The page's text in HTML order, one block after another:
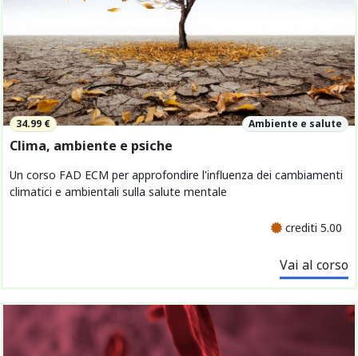
34.99 € Ambiente e salute
Clima, ambiente e psiche
Un corso FAD ECM per approfondire l'influenza dei cambiamenti
climatici e ambientali sulla salute mentale
crediti 5.00
Vai al corso